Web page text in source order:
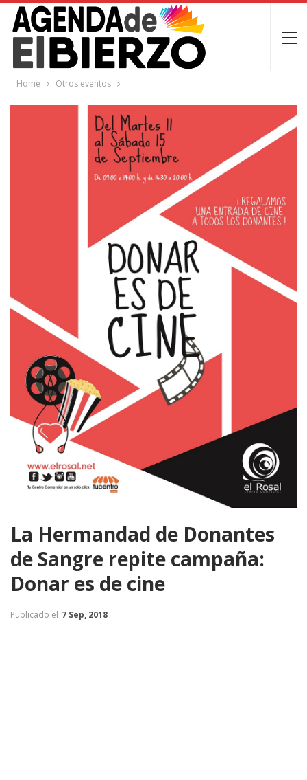
Home Otros eventos
La Hermandad de Donantes
de Sangre repite campaña:
Donar es de cine
Publicado el 7 Sep, 2018